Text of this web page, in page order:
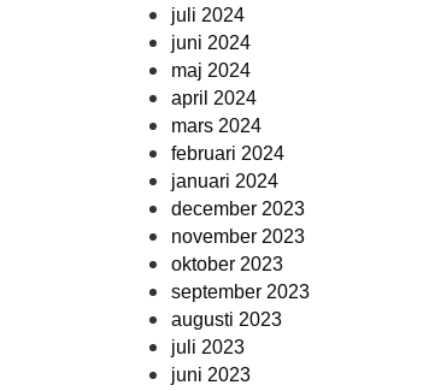
juli 2024
juni 2024
maj 2024
april 2024
mars 2024
februari 2024
januari 2024
december 2023
november 2023
oktober 2023
september 2023
augusti 2023
juli 2023
juni 2023